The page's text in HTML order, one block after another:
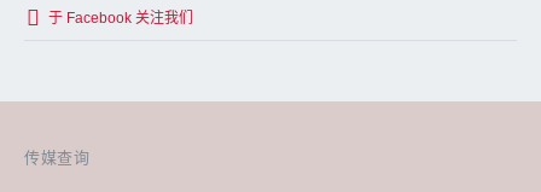
传媒查询
于 Facebook 关注我们